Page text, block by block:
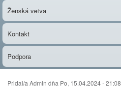
Ženská vetva
Kontakt
Podpora
Pridal/a Admin dňa Po, 15.04.2024 - 21:08